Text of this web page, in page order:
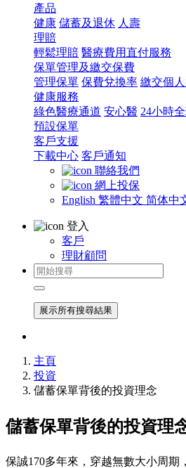
產品
健康 儲蓄及退休 人壽
理賠
輕鬆理賠 醫療費用直付服務
保單管理及繳交保費
管理保單 保費兌換率 繳交個
健康服務
綠色醫療通道 安心醫 24小時
預設保單
客戶支援
下載中心 客戶通知
聯絡我們
網上投保
English 繁體中文 简体中
登入
客戶
理財顧問
展示所有搜尋結果
主頁
投資
儲蓄保單背後的投資理念
儲蓄保單背後的投資理
保誠170多年來，穿越無數大小周期